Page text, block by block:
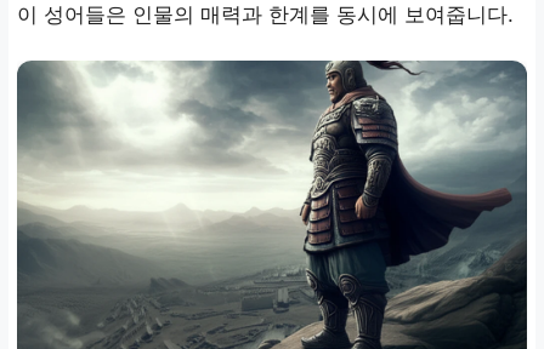
이 성어들은 인물의 매력과 한계를 동시에 보여줍니다.